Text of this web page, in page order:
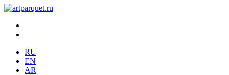
RU
EN
AR